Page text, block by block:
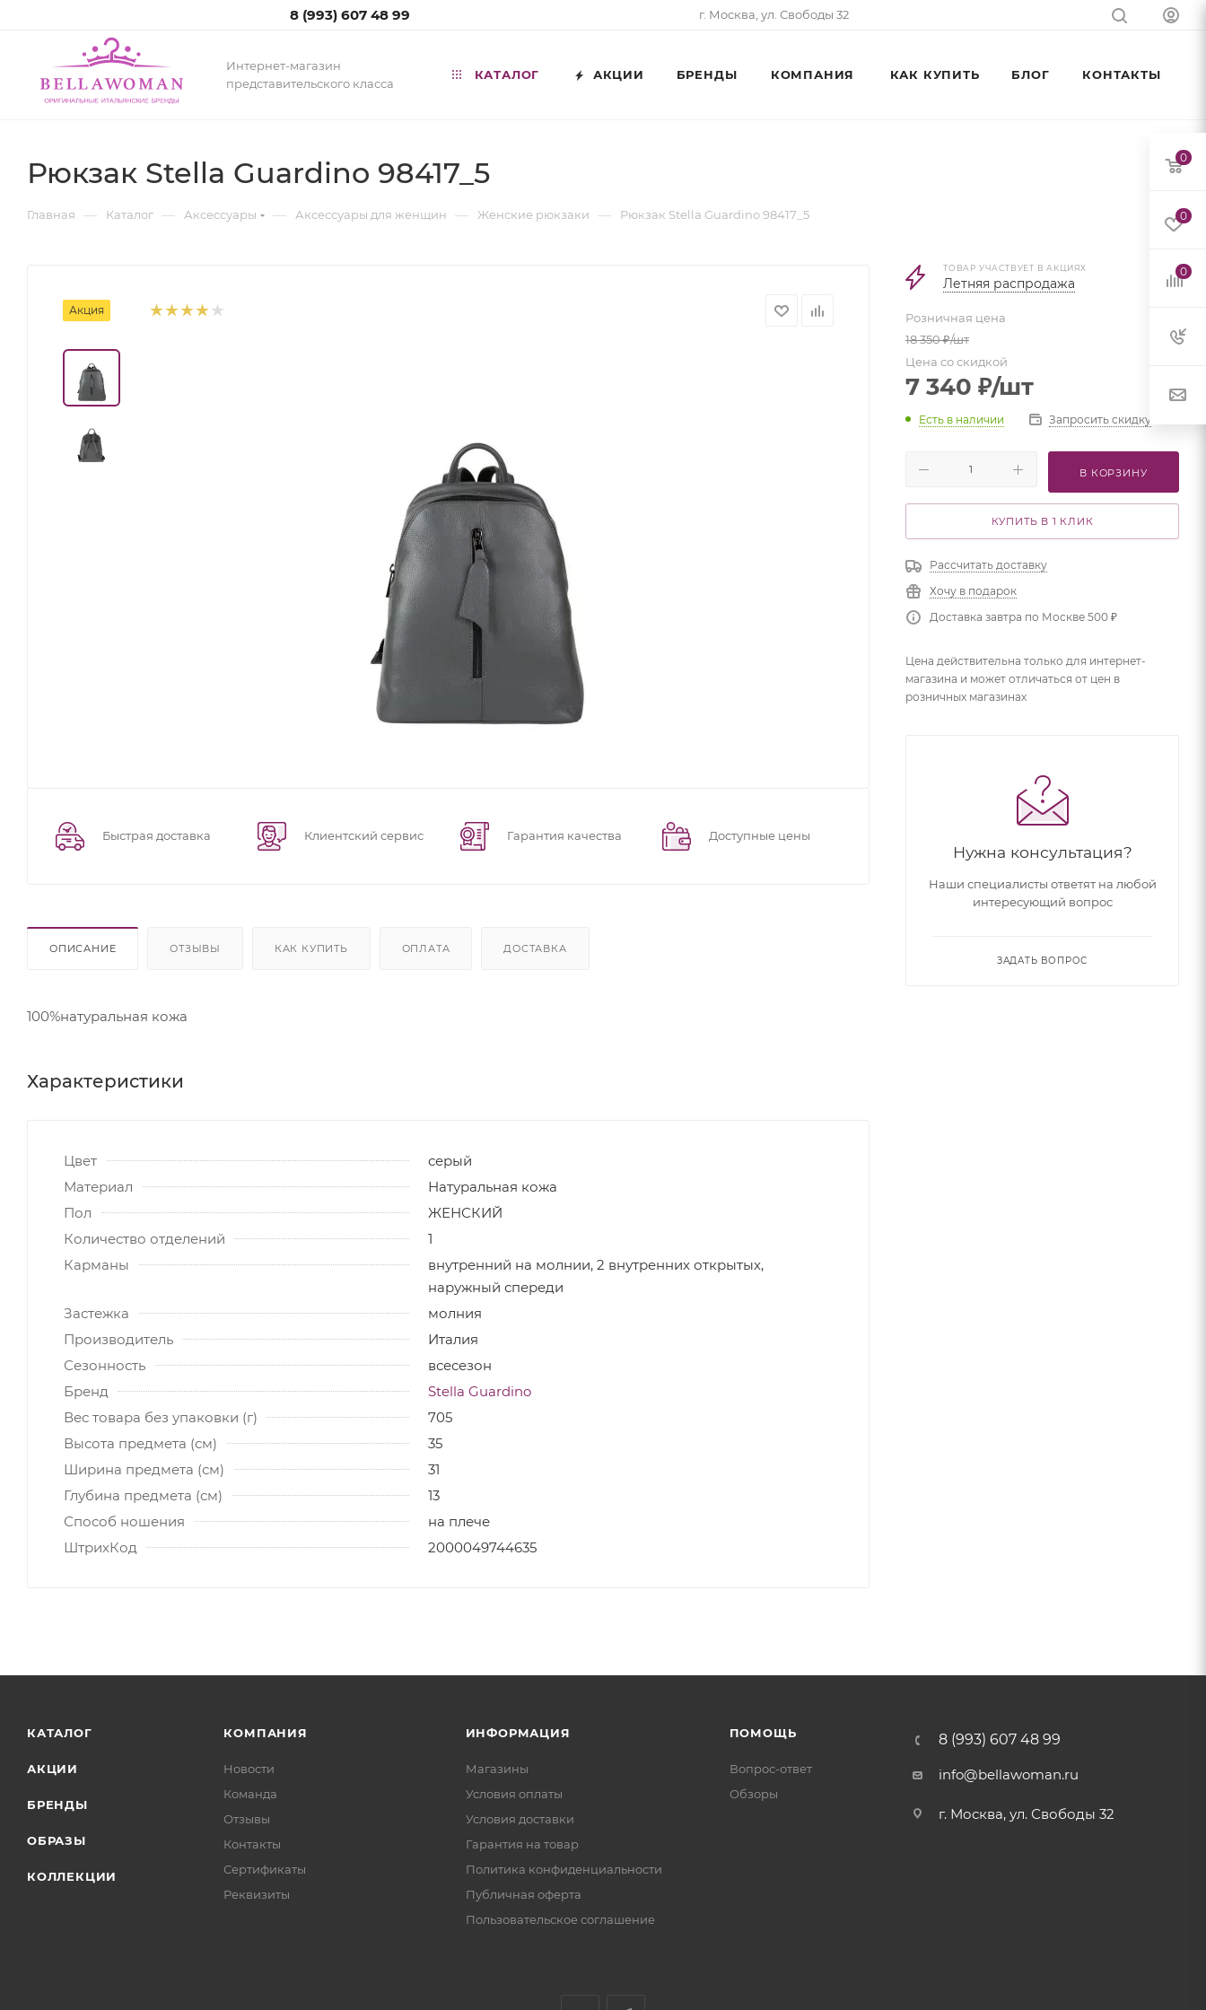
8 (993) 607 48 99 г. Москва, ул. Свободы 32
Интернет-магазин
представительского класса
КАТАЛОГ АКЦИИ БРЕНДЫ КОМПАНИЯ КАК КУПИТЬ БЛОГ КОНТАКТЫ
Рюкзак Stella Guardino 98417_5
Главная — Каталог — Аксессуары — Аксессуары для женщин — Женские рюкзаки — Рюкзак Stella Guardino 98417_5
Акция
Быстрая доставка Клиентский сервис Гарантия качества Доступные цены
ОПИСАНИЕ ОТЗЫВЫ КАК КУПИТЬ ОПЛАТА ДОСТАВКА
100%натуральная кожа
Характеристики
Цвет
серый
Материал
Натуральная кожа
Пол
ЖЕНСКИЙ
Количество отделений
1
Карманы
внутренний на молнии, 2 внутренних открытых,
наружный спереди
Застежка
молния
Производитель
Италия
Сезонность
всесезон
Бренд
Stella Guardino
Вес товара без упаковки (г)
705
Высота предмета (см)
35
Ширина предмета (см)
31
Глубина предмета (см)
13
Способ ношения
на плече
ШтрихКод
2000049744635
ТОВАР УЧАСТВУЕТ В АКЦИЯХ
Летняя распродажа
Розничная цена
18 350₽/шт
Цена со скидкой
7 340 ₽/шт
Есть в наличии Запросить скидку
В КОРЗИНУ
КУПИТЬ В 1 КЛИК
Рассчитать доставку
Хочу в подарок
Доставка завтра по Москве 500 ₽
Цена действительна только для интернет-
магазина и может отличаться от цен в
розничных магазинах
Нужна консультация?
Наши специалисты ответят на любой
интересующий вопрос
ЗАДАТЬ ВОПРОС
КАТАЛОГ
АКЦИИ
БРЕНДЫ
ОБРАЗЫ
КОЛЛЕКЦИИ
КОМПАНИЯ
Новости
Команда
Отзывы
Контакты
Сертификаты
Реквизиты
ИНФОРМАЦИЯ
Магазины
Условия оплаты
Условия доставки
Гарантия на товар
Политика конфиденциальности
Публичная оферта
Пользовательское соглашение
ПОМОЩЬ
Вопрос-ответ
Обзоры
8 (993) 607 48 99
info@bellawoman.ru
г. Москва, ул. Свободы 32
0
0
0